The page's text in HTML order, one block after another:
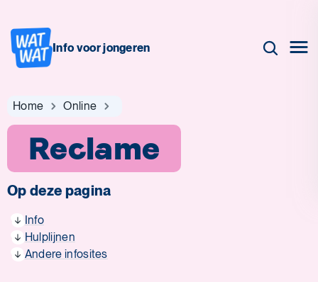
Info voor jongeren
Home Online
Reclame
Op deze pagina
Info
Hulplijnen
Andere infosites